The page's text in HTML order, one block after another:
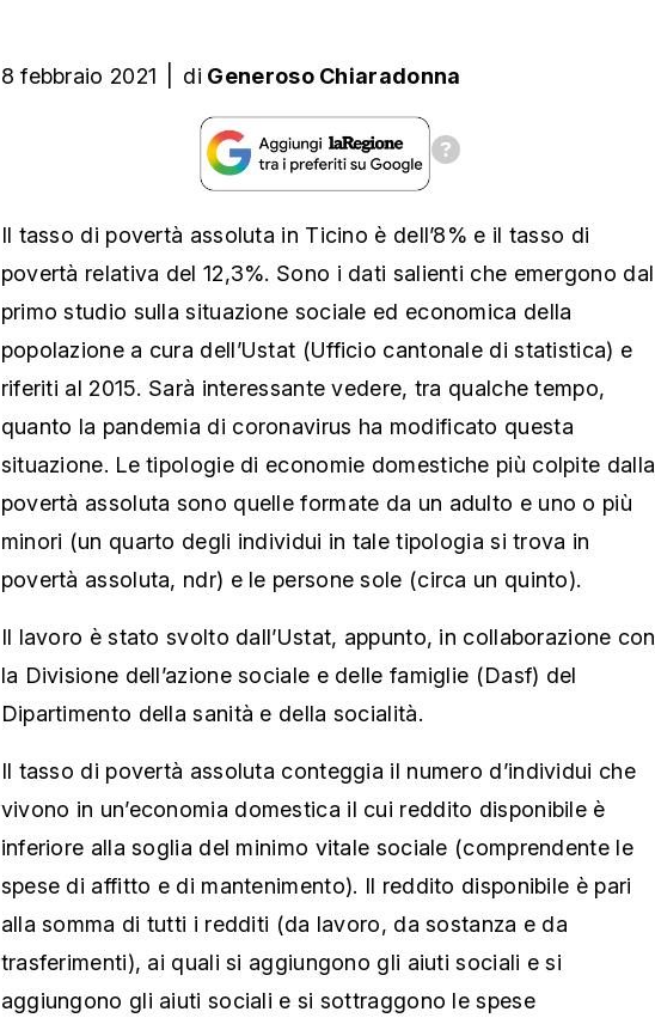
8 febbraio 2021 di Generoso Chiaradonna
Il tasso di povertà assoluta in Ticino è dell’8% e il tasso di
povertà relativa del 12,3%. Sono i dati salienti che emergono dal
primo studio sulla situazione sociale ed economica della
popolazione a cura dell’Ustat (Ufficio cantonale di statistica) e
riferiti al 2015. Sarà interessante vedere, tra qualche tempo,
quanto la pandemia di coronavirus ha modificato questa
situazione. Le tipologie di economie domestiche più colpite dalla
povertà assoluta sono quelle formate da un adulto e uno o più
minori (un quarto degli individui in tale tipologia si trova in
povertà assoluta, ndr) e le persone sole (circa un quinto).
Il lavoro è stato svolto dall’Ustat, appunto, in collaborazione con
la Divisione dell’azione sociale e delle famiglie (Dasf) del
Dipartimento della sanità e della socialità.
Il tasso di povertà assoluta conteggia il numero d’individui che
vivono in un’economia domestica il cui reddito disponibile è
inferiore alla soglia del minimo vitale sociale (comprendente le
spese di affitto e di mantenimento). Il reddito disponibile è pari
alla somma di tutti i redditi (da lavoro, da sostanza e da
trasferimenti), ai quali si aggiungono gli aiuti sociali e si
aggiungono gli aiuti sociali e si sottraggono le spese